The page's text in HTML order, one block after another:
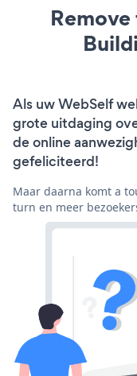
Als uw WebSelf
grote uitdaging
de online
gefeliciteerd!
Maar daarna komt a
turn en meer